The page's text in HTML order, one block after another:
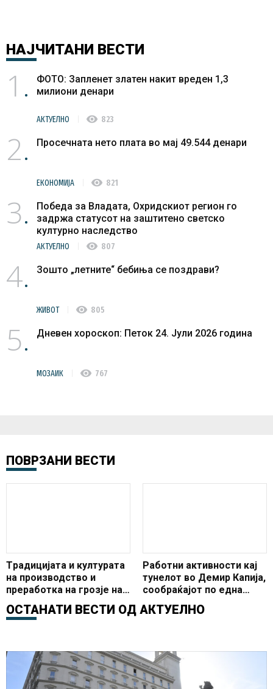
НАЈЧИТАНИ ВЕСТИ
1
ФОТО: Запленет златен накит вреден 1,3
милиони денари
АКТУЕЛНО visibility 823
2 Просечната нето плата во мај 49.544 денари
ЕКОНОМИЈА visibility 821
3
Победа за Владата, Охридскиот регион го
задржа статусот на заштитено светско
културно наследство
АКТУЕЛНО visibility 807
4 Зошто „летните“ бебиња се поздрави?
ЖИВОТ visibility 805
5 Дневен хороскоп: Петок 24. Јули 2026 година
МОЗАИК visibility 767
ПОВРЗАНИ ВЕСТИ
Tрадицијата и културата
на производство и
преработка на грозје на
воодушевување за
Работни активности кај
тунелот во Демир Капија,
сообраќајот по една
ОСТАНАТИ ВЕСТИ ОД АКТУЕЛНО